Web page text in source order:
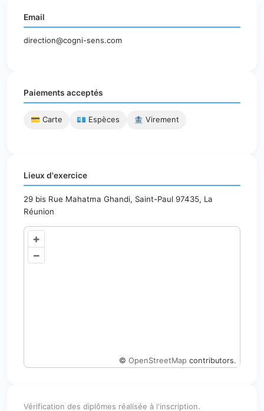
Email
direction@cogni-sens.com
Paiements acceptés
💳 Carte 💶 Espèces 🏦 Virement
Lieux d'exercice
29 bis Rue Mahatma Ghandi, Saint-Paul 97435, La
Réunion
+
–
© OpenStreetMap contributors.
Vérification des diplômes réalisée à l'inscription.